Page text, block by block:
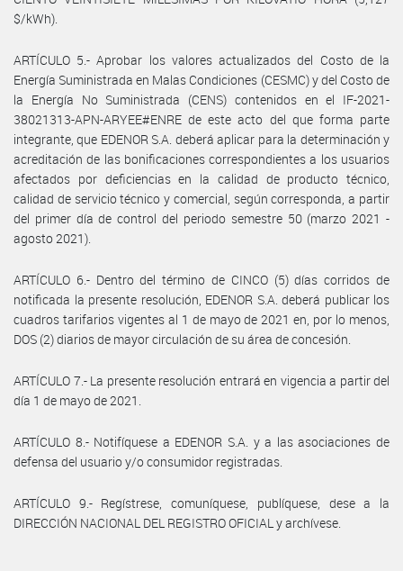
$/kWh).
ARTÍCULO 5.- Aprobar los valores actualizados del Costo de la
Energía Suministrada en Malas Condiciones (CESMC) y del Costo de
la Energía No Suministrada (CENS) contenidos en el IF-2021-
38021313-APN-ARYEE#ENRE de este acto del que forma parte
integrante, que EDENOR S.A. deberá aplicar para la determinación y
acreditación de las bonificaciones correspondientes a los usuarios
afectados por deficiencias en la calidad de producto técnico,
calidad de servicio técnico y comercial, según corresponda, a partir
del primer día de control del periodo semestre 50 (marzo 2021 -
agosto 2021).
ARTÍCULO 6.- Dentro del término de CINCO (5) días corridos de
notificada la presente resolución, EDENOR S.A. deberá publicar los
cuadros tarifarios vigentes al 1 de mayo de 2021 en, por lo menos,
DOS (2) diarios de mayor circulación de su área de concesión.
ARTÍCULO 7.- La presente resolución entrará en vigencia a partir del
día 1 de mayo de 2021.
ARTÍCULO 8.- Notifíquese a EDENOR S.A. y a las asociaciones de
defensa del usuario y/o consumidor registradas.
ARTÍCULO 9.- Regístrese, comuníquese, publíquese, dese a la
DIRECCIÓN NACIONAL DEL REGISTRO OFICIAL y archívese.